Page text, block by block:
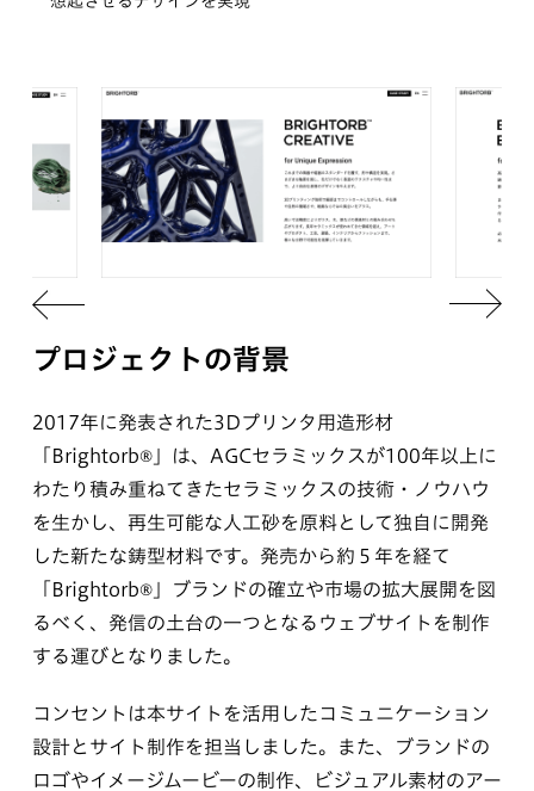
プロジェクトの背景
2017年に発表された3Dプリンタ用造形材
「Brightorb®︎」は、AGCセラミックスが100年以上に
わたり積み重ねてきたセラミックスの技術・ノウハウ
を生かし、再生可能な人工砂を原料として独自に開発
した新たな鋳型材料です。発売から約５年を経て
「Brightorb®︎」ブランドの確立や市場の拡大展開を図
るべく、発信の土台の一つとなるウェブサイトを制作
する運びとなりました。
コンセントは本サイトを活用したコミュニケーション
設計とサイト制作を担当しました。また、ブランドの
ロゴやイメージムービーの制作、ビジュアル素材のアー